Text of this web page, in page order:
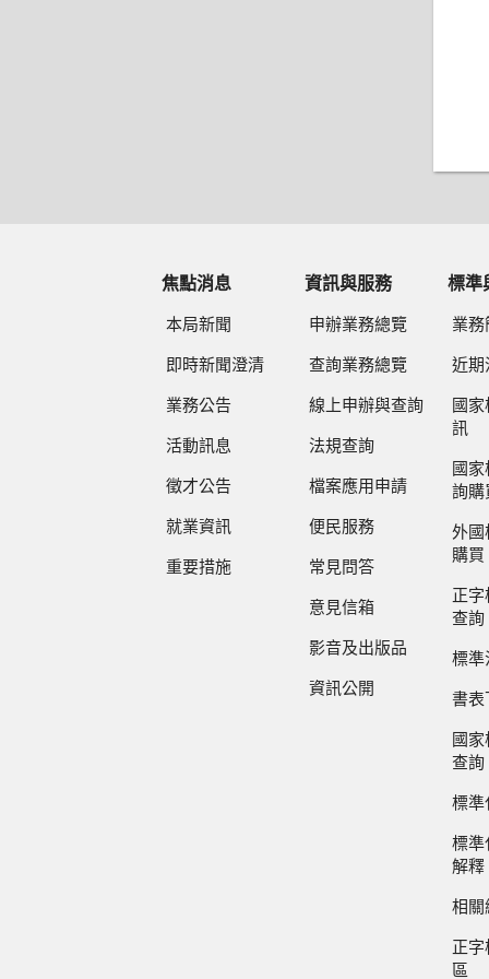
焦點消息
本局新聞
即時新聞澄清
業務公告
活動訊息
徵才公告
就業資訊
重要措施
資訊與服務
申辦業務總覽
查詢業務總覽
線上申辦與查詢
法規查詢
檔案應用申請
便民服務
常見問答
意見信箱
影音及出版品
資訊公開
標準
業務
近期
國
訊
國
詢購
外國
購買
正
查詢
標準
書表
國
查詢
標準
標準
解釋
相關
正
區